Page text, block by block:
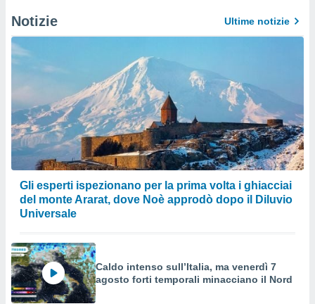
Notizie Ultime notizie
Gli esperti ispezionano per la prima volta i ghiacciai
del monte Ararat, dove Noè approdò dopo il Diluvio
Universale
Caldo intenso sull’Italia, ma venerdì 7
agosto forti temporali minacciano il Nord